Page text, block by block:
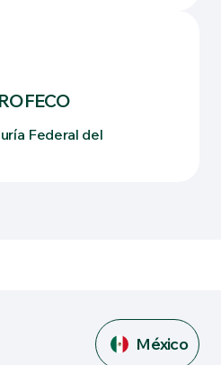
Federal del
México